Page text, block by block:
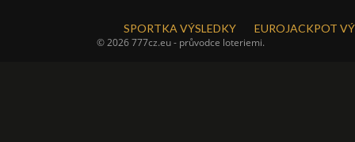
SPORTKA VÝSLEDKY EUROJACKPOT
© 2026 777cz.eu - průvodce loteriemi.